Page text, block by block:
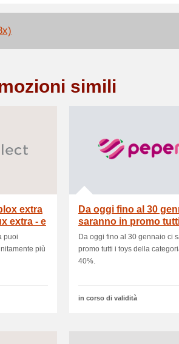
simili
extra
extra - e
puoi
più
Da oggi fino al 30
saranno in promo
della c.
Da oggi fino al 30 gennaio ci
promo tutti i toys della
40%.
in corso di validità